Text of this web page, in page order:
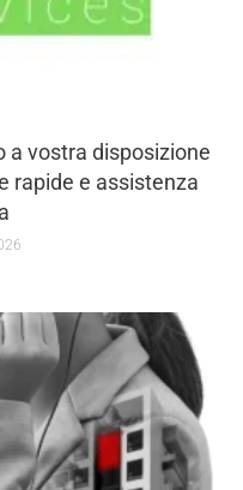
a vostra disposizione
rapide e assistenza